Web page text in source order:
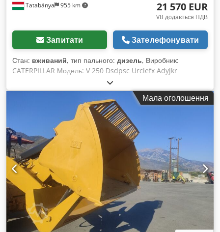
Tatabánya 955 km 21 570 EUR
VB додається ПДВ
Запитати Зателефонувати
Стан: вживаний, тип пального: дизель, Виробник:
CATERPILLAR Модель: V 250 Dsdpsc Urciefx Adyjkr
Вантажопідйомність: 12 000 кг Висота підйому: 3 710 мм
Висота стріли: 1 400 мм Ширина: 2 550 мм Загальна
довжина (з вилками): 6 400 мм
Мала оголошення